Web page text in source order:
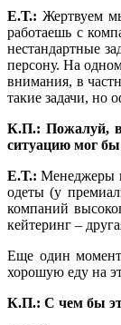
Е.Т.: Жертвуем
работаешь с
нестандартные
персону. На
внимания, в
такие задачи, но
К.П.: Пожалуй,
ситуацию мог
Е.Т.:Менеджеры
одеты (у
компаний
кейтеринг –
Еще один момент
хорошую еду на
К.П.: С чем бы